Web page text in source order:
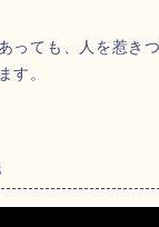
っても、人を惹き
す。